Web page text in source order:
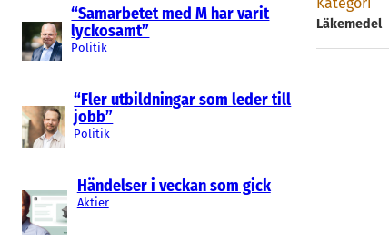
“Samarbetet med M har varit
lyckosamt”
Politik
“Fler utbildningar som leder till
jobb”
Politik
Händelser i veckan som gick
Aktier
Läkemedel